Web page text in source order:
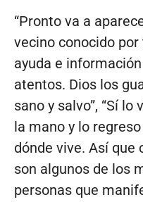
“Pronto va a
vecino conocido por
ayuda e
atentos. Dios los
sano y salvo”, “Sí
la mano y lo
dónde vive. Así que
son algunos de los
personas que